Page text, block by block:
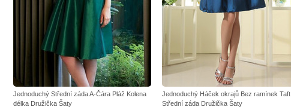
Jednoduchý Střední záda A-Čára Pláž Kolena
délka Družička Šaty
Jednoduchý Háček okrajů Bez ramínek Taft
Střední záda Družička Šaty